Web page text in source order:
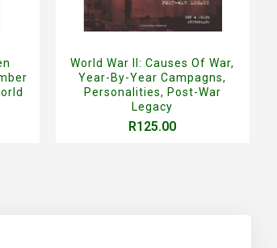
World War II: Causes Of War,
Year-By-Year Campagns,
Personalities, Post-War
Legacy
R125.00